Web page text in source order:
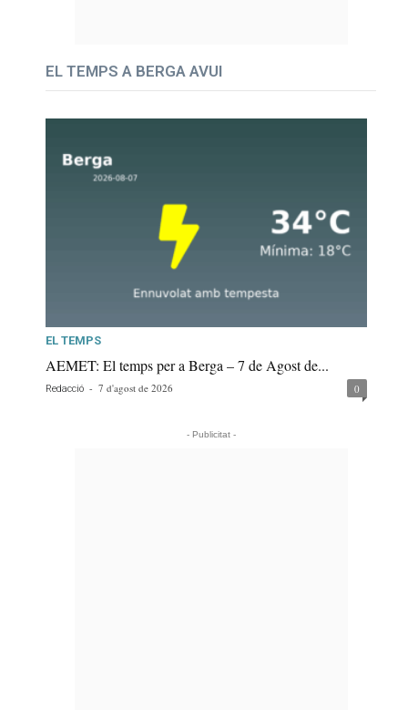
EL TEMPS A BERGA AVUI
EL TEMPS
AEMET: El temps per a Berga – 7 de Agost de...
Redacció - 7 d'agost de 2026 0
- Publicitat -